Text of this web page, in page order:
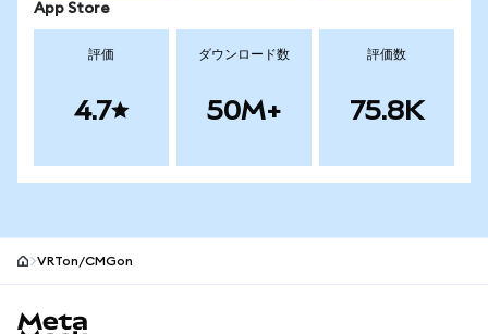
App Store
評価
4.7
ダウンロード数
50M+
評価数
75.8K
VRTon/CMGon